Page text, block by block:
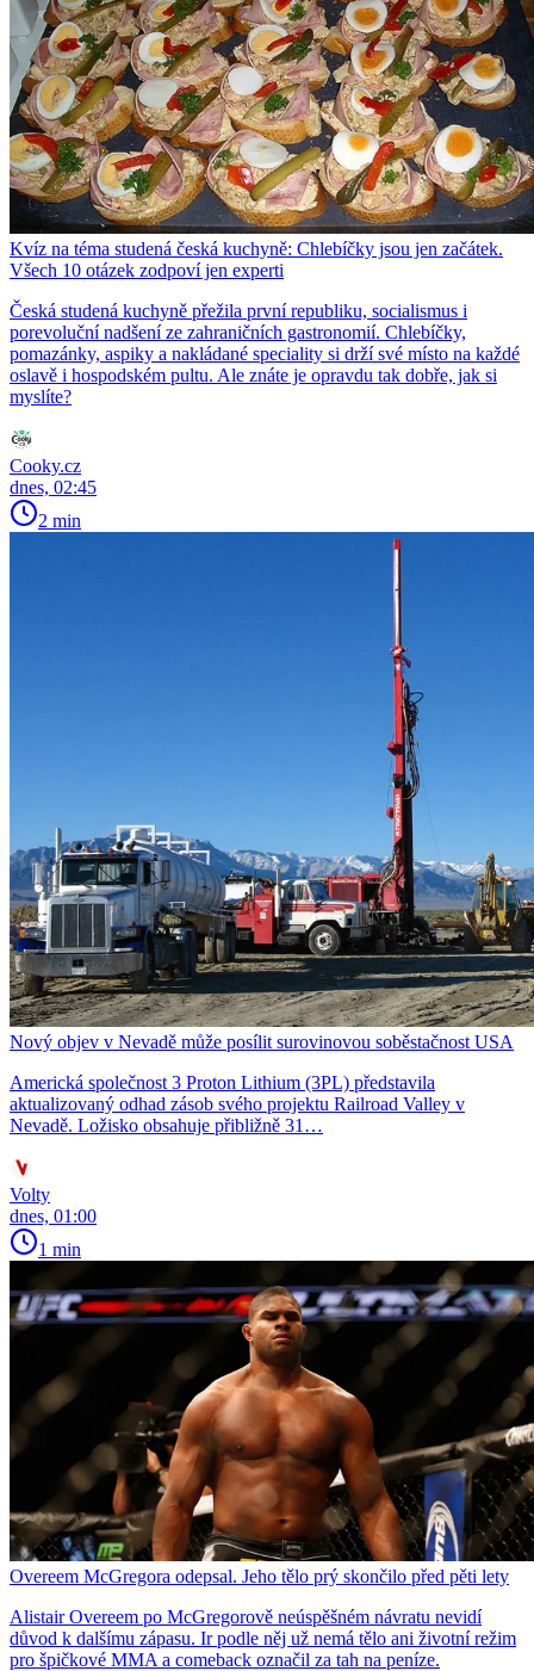
Kvíz na téma studená česká kuchyně: Chlebíčky jsou jen začátek.
Všech 10 otázek zodpoví jen experti
Česká studená kuchyně přežila první republiku, socialismus i
porevoluční nadšení ze zahraničních gastronomií. Chlebíčky,
pomazánky, aspiky a nakládané speciality si drží své místo na každé
oslavě i hospodském pultu. Ale znáte je opravdu tak dobře, jak si
myslíte?
Cooky.cz
dnes, 02:45
2 min
Nový objev v Nevadě může posílit surovinovou soběstačnost USA
Americká společnost 3 Proton Lithium (3PL) představila
aktualizovaný odhad zásob svého projektu Railroad Valley v
Nevadě. Ložisko obsahuje přibližně 31…
Volty
dnes, 01:00
1 min
Overeem McGregora odepsal. Jeho tělo prý skončilo před pěti lety
Alistair Overeem po McGregorově neúspěšném návratu nevidí
důvod k dalšímu zápasu. Ir podle něj už nemá tělo ani životní režim
pro špičkové MMA a comeback označil za tah na peníze.